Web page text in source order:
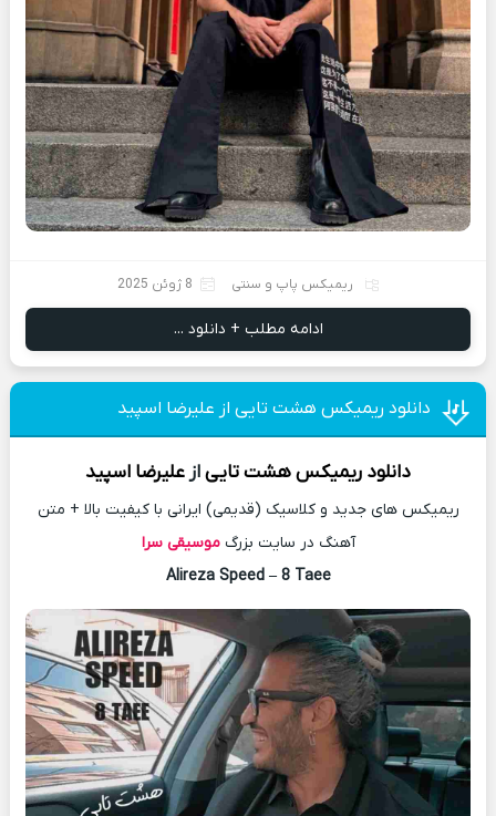
ریمیکس پاپ و سنتی 8 ژوئن 2025
ادامه مطلب + دانلود ...
دانلود ریمیکس هشت تایی از علیرضا اسپید
دانلود ریمیکسهشت تاییازعلیرضا اسپید
ریمیکس های جدید و کلاسیک (قدیمی) ایرانی با کیفیت بالا + متن
آهنگ در سایت بزرگموسیقی سرا
Alireza Speed – 8 Taee